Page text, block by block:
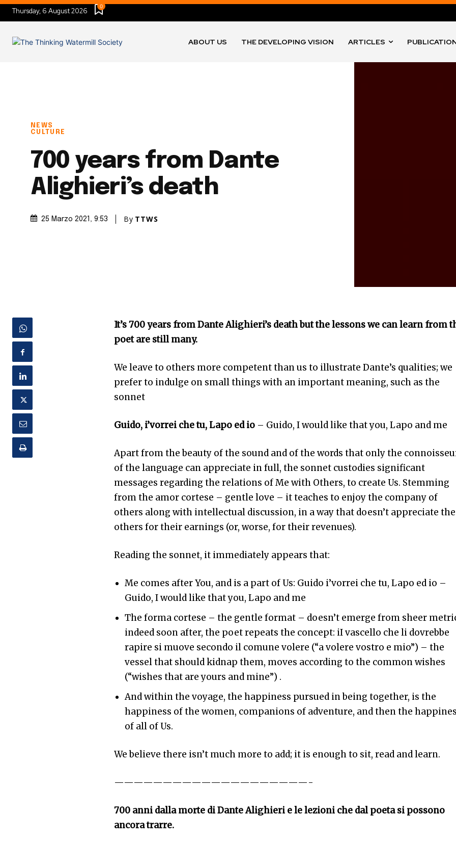
Thursday, 6 August 2026
0
ABOUT US THE DEVELOPING VISION ARTICLES
NEWS
CULTURE
700 years from Dante
Alighieri’s death
25 Marzo 2021 , 9:53 By TTWS
It’s 700 years from Dante Alighieri’s death but the lessons we can learn from
poet are still many.
We leave to others more competent than us to illustrate Dante’s qualities; we
prefer to indulge on small things with an important meaning, such as the
sonnet
Guido, i’vorrei che tu, Lapo ed io – Guido, I would like that you, Lapo and me
Apart from the beauty of the sound and of the words that only the
of the language can appreciate in full, the sonnet custodies significant
messages regarding the relations of Me with Others, to create Us. Stemming
from the amor cortese – gentle love – it teaches to enjoy the company of
others along with intellectual discussion, in a way that doesn’t appreciate the
others for their earnings (or, worse, for their revenues).
Reading the sonnet, it immediately appears that:
Me comes after You, and is a part of Us: Guido i’vorrei che tu, Lapo ed io –
Guido, I would like that you, Lapo and me
The forma cortese – the gentle format – doesn’t emerge from sheer
indeed soon after, the poet repeats the concept: iI vascello che li dovrebbe
rapire si muove secondo il comune volere (“a volere vostro e mio”) – the
vessel that should kidnap them, moves according to the common wishes
(“wishes that are yours and mine”) .
And within the voyage, the happiness pursued in being together, is the
happiness of the women, companions of adventure, and then the
of all of Us.
We believe there isn’t much more to add; it is enough to sit, read and learn.
————————————————————-
700 anni dalla morte di Dante Alighieri e le lezioni che dal poeta si possono
ancora trarre.